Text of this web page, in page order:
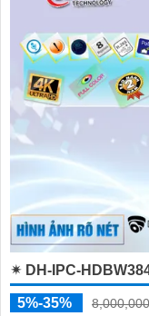
✴ DH-IPC-
5%-35%